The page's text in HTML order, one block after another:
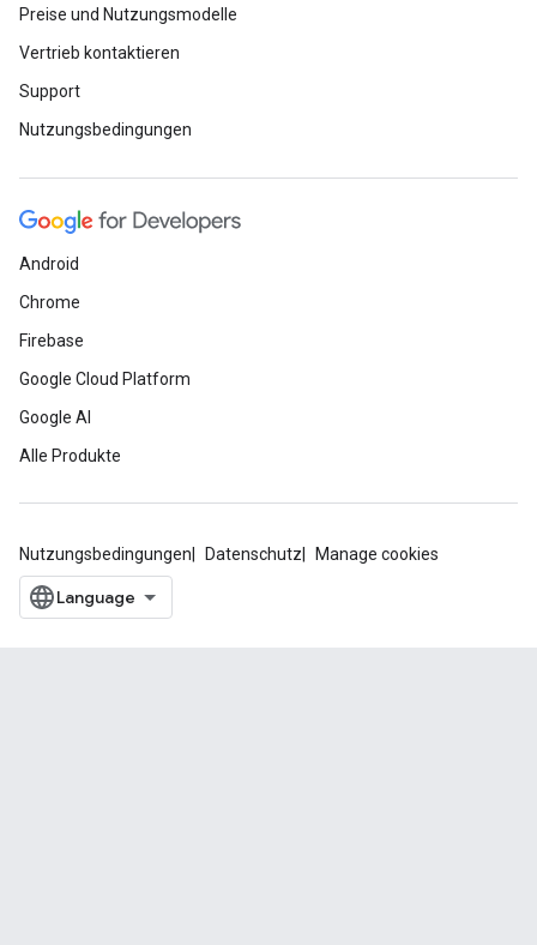
Preise und Nutzungsmodelle
Vertrieb kontaktieren
Support
Nutzungsbedingungen
Android
Chrome
Firebase
Google Cloud Platform
Google AI
Alle Produkte
Nutzungsbedingungen Datenschutz Manage cookies